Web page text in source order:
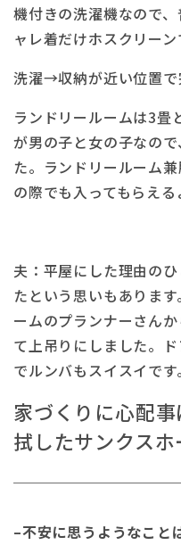
機付きの洗濯機なので
ャレ着だけホスクリーン
洗濯→収納が近い位置で
ランドリールームは3畳
が男の子と女の子なの
た。ランドリールーム
の際でも入ってもらえる
夫：平屋にした理由の
たという思いもありま
ームのプランナーさん
て上吊りにしました。
でルンバもスイスイです。
家づくりに心配
拭したサンクス
–不安に思うようなこと